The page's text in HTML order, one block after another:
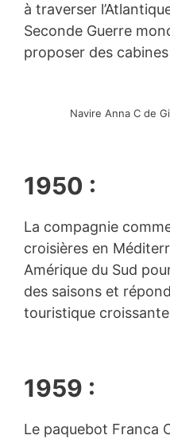
à traverser
Seconde Guerre
proposer des
Navire Anna C de
1950 :
La compagnie
croisières en
Amérique du Sud
des saisons et
touristique
1959 :
Le paquebot Franca